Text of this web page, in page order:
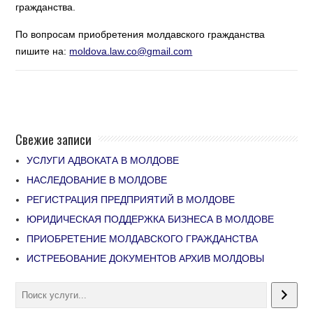
гражданства.
По вопросам приобретения молдавского гражданства
пишите на: moldova.law.co@gmail.com
Свежие записи
УСЛУГИ АДВОКАТА В МОЛДОВЕ
НАСЛЕДОВАНИЕ В МОЛДОВЕ
РЕГИСТРАЦИЯ ПРЕДПРИЯТИЙ В МОЛДОВЕ
ЮРИДИЧЕСКАЯ ПОДДЕРЖКА БИЗНЕСА В МОЛДОВЕ
ПРИОБРЕТЕНИЕ МОЛДАВСКОГО ГРАЖДАНСТВА
ИСТРЕБОВАНИЕ ДОКУМЕНТОВ АРХИВ МОЛДОВЫ